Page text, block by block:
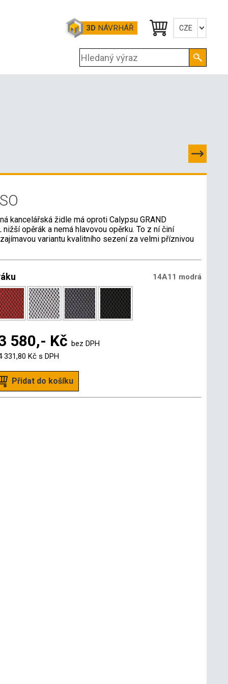
3D NÁVRHÁŘ CZE
English
kancelářská židle má oproti Calypsu GRAND
nižší opěrák a nemá hlavovou opěrku. To z ní činí
variantu kvalitního sezení za velmi příznivou
14A11 modrá
580,- Kč bez DPH
331,80 Kč s DPH
Přidat do košíku